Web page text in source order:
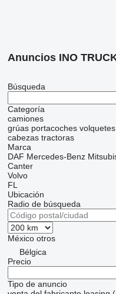
Anuncios INO
Búsqueda
Categoría
camiones
grúas portacoches volquetes
cabezas tractoras
Marca
DAF Mercedes-Benz
Canter
Volvo
FL
Ubicación
Radio de búsqueda
México otros
Bélgica
Precio
Tipo de anuncio